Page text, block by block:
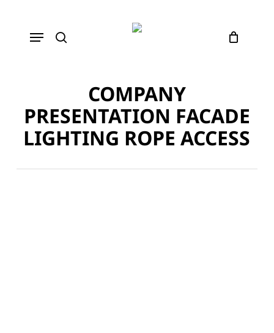
content
search
Menu
COMPANY
PRESENTATION FACADE
LIGHTING ROPE ACCESS